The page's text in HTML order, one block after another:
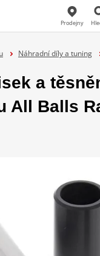
Prodejny
Náhradní díly a tuning
a
All Balls